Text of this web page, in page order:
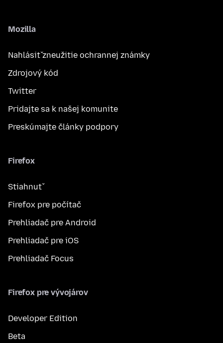
Mozilla
Nahlásiť zneužitie ochrannej známky
Zdrojový kód
Twitter
Pridajte sa k našej komunite
Preskúmajte články podpory
Firefox
Stiahnuť
Firefox pre počítač
Prehliadač pre Android
Prehliadač pre iOS
Prehliadač Focus
Firefox pre vývojárov
Developer Edition
Beta